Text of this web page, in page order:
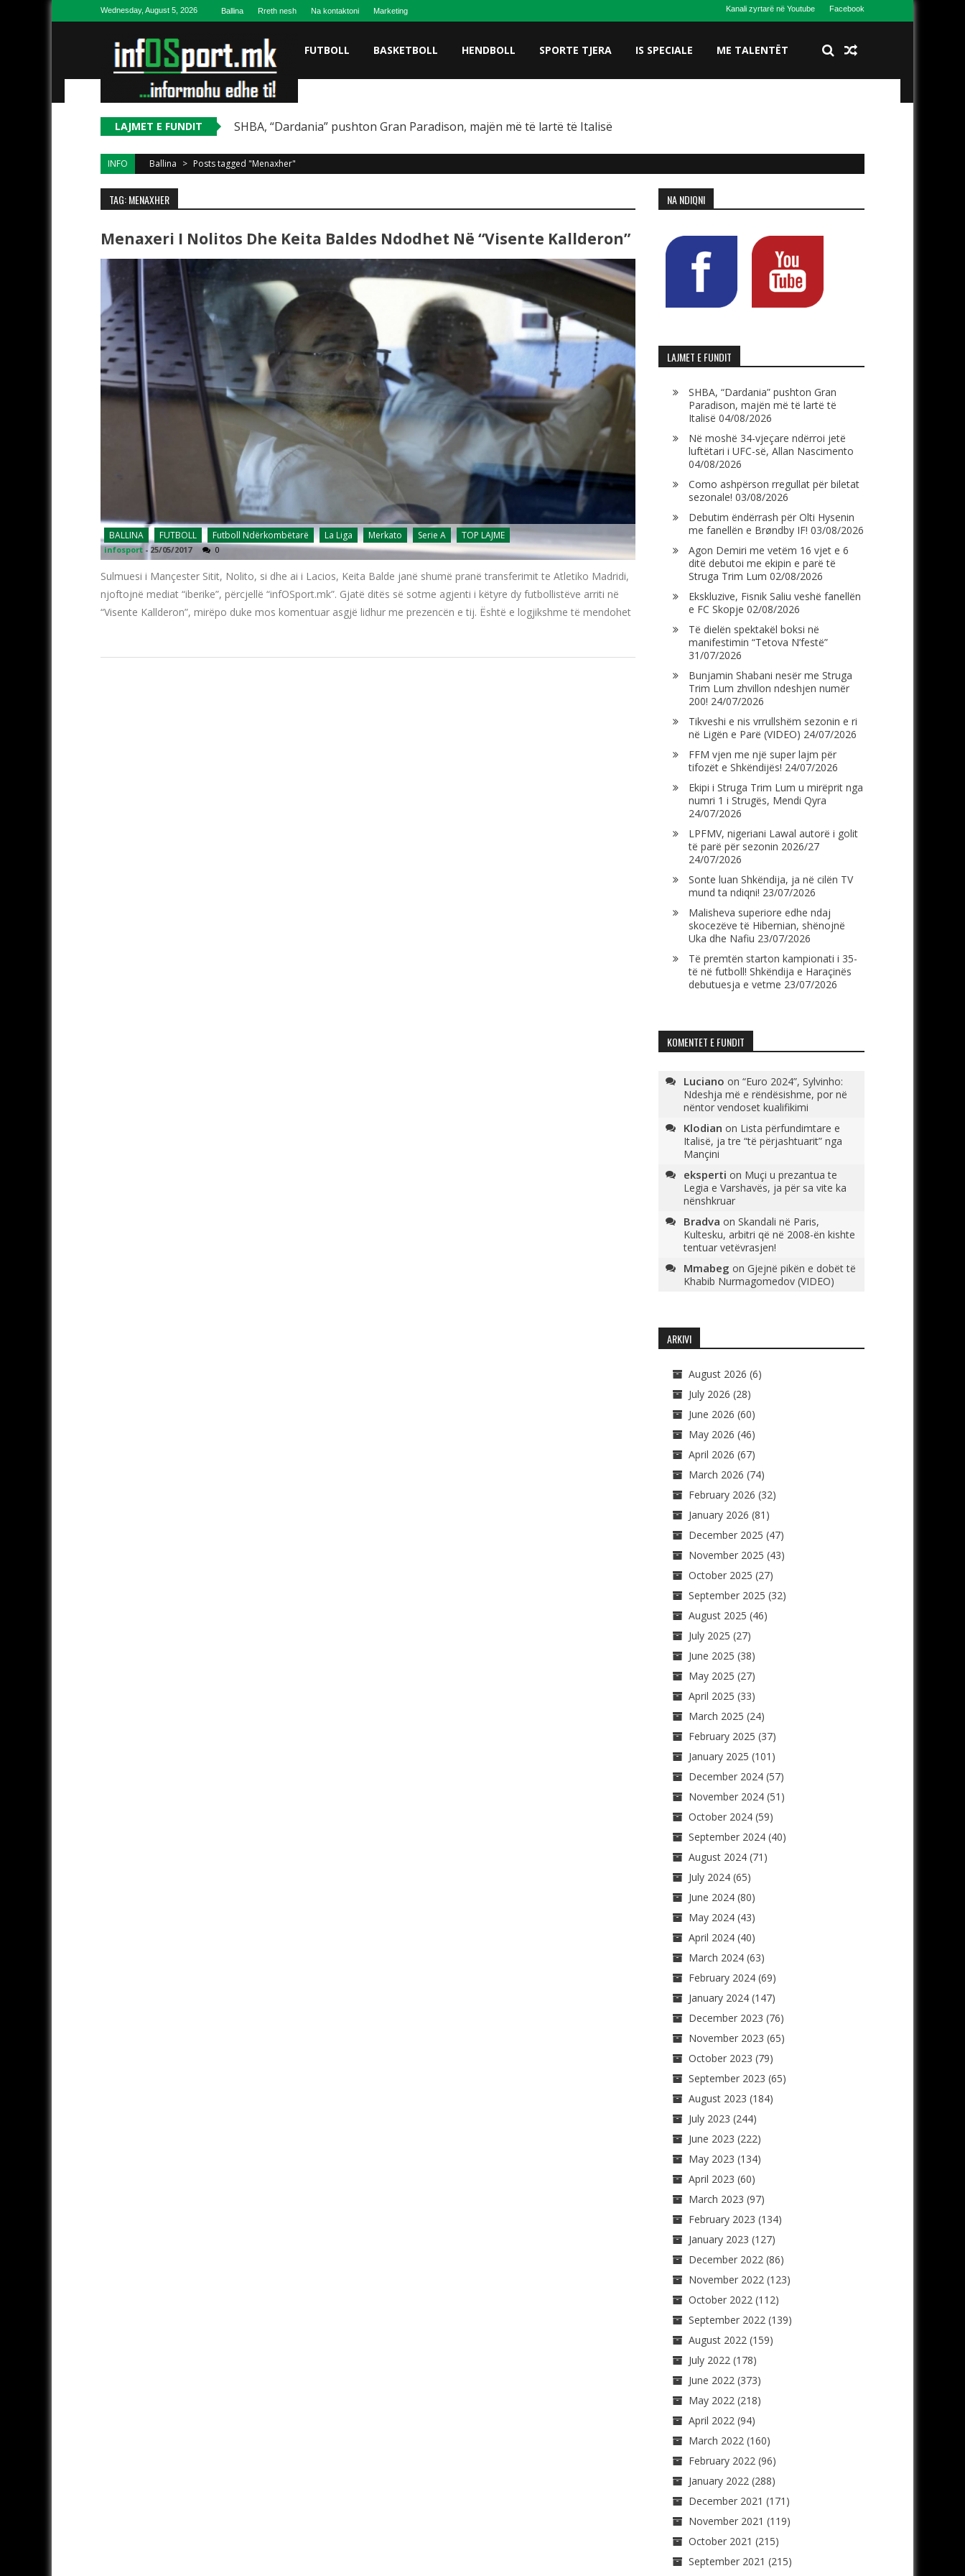
Skip to contentWednesday, August 5, 2026 Ballina Rreth nesh Na kontaktoni Marketing Kanali zyrtarë në Youtube Facebook
FUTBOLL BASKETBOLL HENDBOLL SPORTE TJERA IS SPECIALE ME TALENTËT
LAJMET E FUNDIT SHBA, “Dardania” pushton Gran Paradison, majën më të lartë të Italisë
INFO Ballina > Posts tagged "Menaxher"
TAG: MENAXHER
Menaxeri I Nolitos Dhe Keita Baldes Ndodhet Në “Visente Kallderon”
BALLINA FUTBOLL Futboll Ndërkombëtarë La Liga Merkato Serie A TOP LAJME
infosport - 25/05/2017 0
Sulmuesi i Mançester Sitit, Nolito, si dhe ai i Lacios, Keita Balde janë shumë pranë transferimit te Atletiko Madridi,
njoftojnë mediat “iberike”, përcjellë “infOSport.mk”. Gjatë ditës së sotme agjenti i këtyre dy futbollistëve arriti në
“Visente Kallderon”, mirëpo duke mos komentuar asgjë lidhur me prezencën e tij. Është e logjikshme të mendohet
NA NDIQNI
LAJMET E FUNDIT
SHBA, “Dardania” pushton Gran
Paradison, majën më të lartë të
Italisë 04/08/2026
Në moshë 34-vjeçare ndërroi jetë
luftëtari i UFC-së, Allan Nascimento
04/08/2026
Como ashpërson rregullat për biletat
sezonale! 03/08/2026
Debutim ëndërrash për Olti Hysenin
me fanellën e Brøndby IF! 03/08/2026
Agon Demiri me vetëm 16 vjet e 6
ditë debutoi me ekipin e parë të
Struga Trim Lum 02/08/2026
Ekskluzive, Fisnik Saliu veshë fanellën
e FC Skopje 02/08/2026
Të dielën spektakël boksi në
manifestimin “Tetova N’festë”
31/07/2026
Bunjamin Shabani nesër me Struga
Trim Lum zhvillon ndeshjen numër
200! 24/07/2026
Tikveshi e nis vrrullshëm sezonin e ri
në Ligën e Parë (VIDEO) 24/07/2026
FFM vjen me një super lajm për
tifozët e Shkëndijës! 24/07/2026
Ekipi i Struga Trim Lum u mirëprit nga
numri 1 i Strugës, Mendi Qyra
24/07/2026
LPFMV, nigeriani Lawal autorë i golit
të parë për sezonin 2026/27
24/07/2026
Sonte luan Shkëndija, ja në cilën TV
mund ta ndiqni! 23/07/2026
Malisheva superiore edhe ndaj
skocezëve të Hibernian, shënojnë
Uka dhe Nafiu 23/07/2026
Të premtën starton kampionati i 35-
të në futboll! Shkëndija e Haraçinës
debutuesja e vetme 23/07/2026
KOMENTET E FUNDIT
Luciano on “Euro 2024”, Sylvinho:
Ndeshja më e rëndësishme, por në
nëntor vendoset kualifikimi
Klodian on Lista përfundimtare e
Italisë, ja tre “të përjashtuarit” nga
Mançini
eksperti on Muçi u prezantua te
Legia e Varshavës, ja për sa vite ka
nënshkruar
Bradva on Skandali në Paris,
Kultesku, arbitri që në 2008-ën kishte
tentuar vetëvrasjen!
Mmabeg on Gjejnë pikën e dobët të
Khabib Nurmagomedov (VIDEO)
ARKIVI
August 2026 (6)
July 2026 (28)
June 2026 (60)
May 2026 (46)
April 2026 (67)
March 2026 (74)
February 2026 (32)
January 2026 (81)
December 2025 (47)
November 2025 (43)
October 2025 (27)
September 2025 (32)
August 2025 (46)
July 2025 (27)
June 2025 (38)
May 2025 (27)
April 2025 (33)
March 2025 (24)
February 2025 (37)
January 2025 (101)
December 2024(57)
November 2024(51)
October 2024(59)
September 2024(40)
August 2024(71)
July 2024(65)
June 2024(80)
May 2024(43)
April 2024(40)
March 2024(63)
February 2024(69)
January 2024(147)
December 2023 (76)
November 2023 (65)
October 2023 (79)
September 2023 (65)
August 2023 (184)
July 2023 (244)
June 2023 (222)
May 2023 (134)
April 2023 (60)
March 2023 (97)
February 2023 (134)
January 2023 (127)
December 2022(86)
November 2022(123)
October 2022(112)
September 2022(139)
August 2022(159)
July 2022(178)
June 2022(373)
May 2022(218)
April 2022(94)
March 2022(160)
February 2022(96)
January 2022(288)
December 2021 (171)
November 2021 (119)
October 2021 (215)
September 2021 (215)